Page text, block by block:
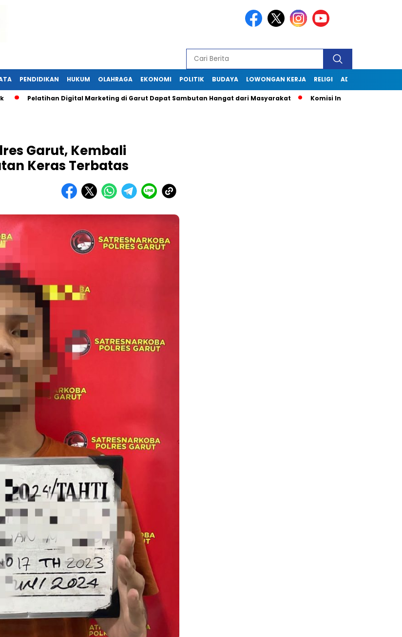
PENDIDIKAN HUKUM OLAHRAGA EKONOMI POLITIK BUDAYA LOWONGAN KERJA RELIGI ADVERTORIAL
Digital Marketing di Garut Dapat Sambutan Hangat dari Masyarakat Komisi Informasi Jabar Kunjungi
Garut, Kembali
Keras Terbatas